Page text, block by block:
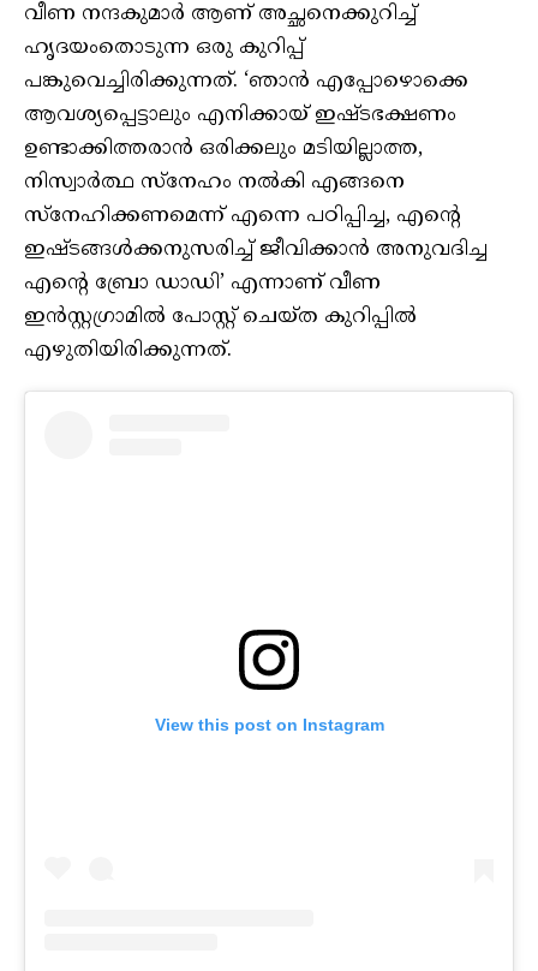
വീണ നന്ദകുമാർ ആണ് അച്ഛനെക്കുറിച്ച്
ഹൃദയംതൊടുന്ന ഒരു കുറിപ്പ്
പങ്കുവെച്ചിരിക്കുന്നത്. ‘ഞാൻ എപ്പോഴൊക്കെ
ആവശ്യപ്പെട്ടാലും എനിക്കായ് ഇഷ്‌ടഭക്ഷണം
ഉണ്ടാക്കിത്തരാൻ ഒരിക്കലും മടിയില്ലാത്ത,
നിസ്വാർത്ഥ സ്നേഹം നൽകി എങ്ങനെ
സ്നേഹിക്കണമെന്ന് എന്നെ പഠിപ്പിച്ച, എന്റെ
ഇഷ്ടങ്ങൾക്കനുസരിച്ച് ജീവിക്കാൻ അനുവദിച്ച
എന്റെ ബ്രോ ഡാഡി’ എന്നാണ് വീണ
ഇൻസ്റ്റഗ്രാമിൽ പോസ്റ്റ് ചെയ്ത കുറിപ്പിൽ
എഴുതിയിരിക്കുന്നത്.
View this post on Instagram